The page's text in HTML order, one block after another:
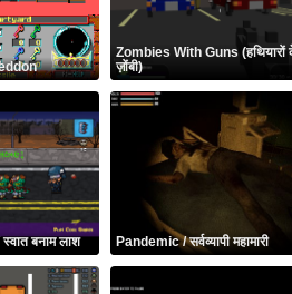
Zombies With Guns (हथियारों
ज़ोंबी)
बनाम लाश Pandemic / सर्वव्यापी महामारी